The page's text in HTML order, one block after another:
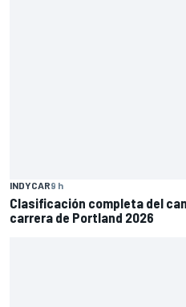
INDYCAR9 h
Clasificación completa del
carrera de Portland 2026